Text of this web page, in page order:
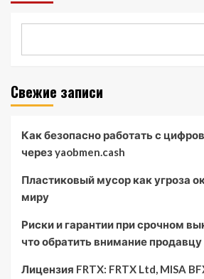
Свежие записи
Как безопасно работать с
через yaobmen.cash
Пластиковый мусор как угроза
миру
Риски и гарантии при срочном
что обратить внимание продавцу
Лицензия FRTX: FRTX Ltd, MISA